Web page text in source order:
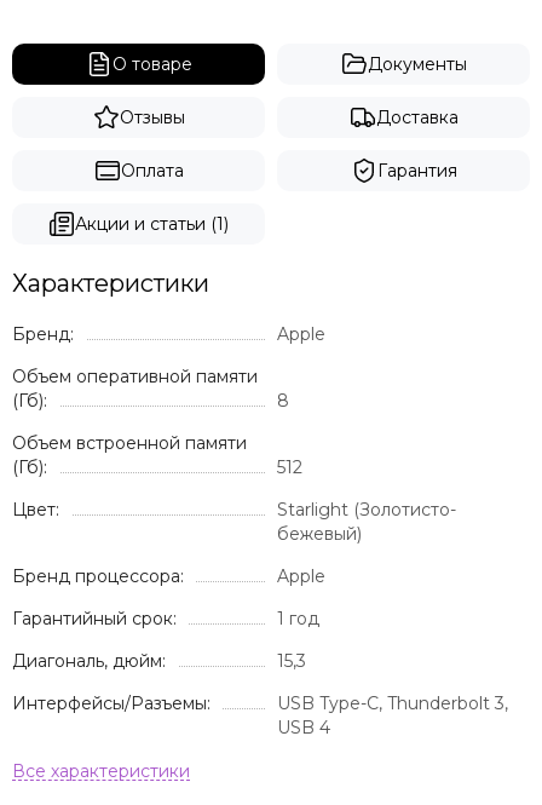
О товаре Документы
Отзывы Доставка
Оплата Гарантия
Акции и статьи (1)
Характеристики
Бренд:
Apple
Объем оперативной памяти
(Гб):
8
Объем встроенной памяти
(Гб):
512
Цвет:
Starlight (Золотисто-
бежевый)
Бренд процессора:
Apple
Гарантийный срок:
1 год
Диагональ, дюйм:
15,3
Интерфейсы/Разъемы:
USB Type-C, Thunderbolt 3,
USB 4